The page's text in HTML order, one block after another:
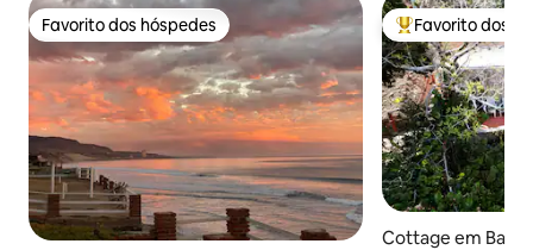
Favorito dos hóspedes
Favorito dos hóspedes Favoritos dos
Favorito dos
Cottage em